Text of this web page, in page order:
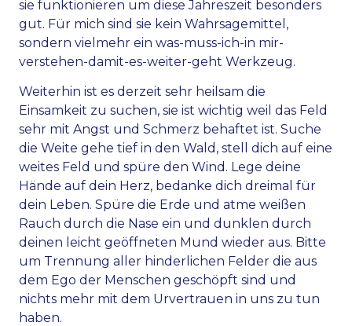
sie funktionieren um diese Jahreszeit besonders
gut. Für mich sind sie kein Wahrsagemittel,
sondern vielmehr ein was-muss-ich-in mir-
verstehen-damit-es-weiter-geht Werkzeug.
Weiterhin ist es derzeit sehr heilsam die
Einsamkeit zu suchen, sie ist wichtig weil das Feld
sehr mit Angst und Schmerz behaftet ist. Suche
die Weite gehe tief in den Wald, stell dich auf eine
weites Feld und spüre den Wind. Lege deine
Hände auf dein Herz, bedanke dich dreimal für
dein Leben. Spüre die Erde und atme weißen
Rauch durch die Nase ein und dunklen durch
deinen leicht geöffneten Mund wieder aus. Bitte
um Trennung aller hinderlichen Felder die aus
dem Ego der Menschen geschöpft sind und
nichts mehr mit dem Urvertrauen in uns zu tun
haben.